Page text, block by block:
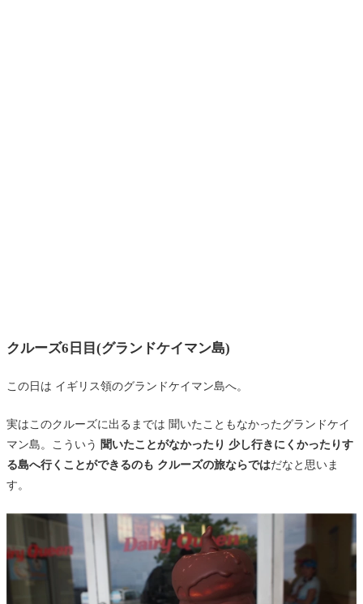
クルーズ6日目(グランドケイマン島)
この日は イギリス領のグランドケイマン島へ。
実はこのクルーズに出るまでは 聞いたこともなかったグランドケイ
マン島。こういう 聞いたことがなかったり 少し行きにくかったりす
る島へ行くことができるのも クルーズの旅ならではだなと思いま
す。